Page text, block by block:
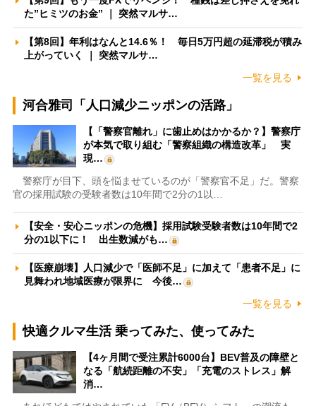
た”ヒミツのお金” ｜ 突然マルサ…
【第8回】年利はなんと14.6％！ 毎日5万円超の延滞税が積み
上がっていく ｜ 突然マルサ…
一覧を見る
河合雅司「人口減少ニッポンの活路」
【「警察官離れ」に歯止めはかかるか？】警察庁
が本気で取り組む「警察組織の構造改革」 実
現…
警察庁が目下、頭を悩ませているのが「警察官不足」だ。警察
官の採用試験の受験者数は10年間で2分の1以…
【安全・安心ニッポンの危機】採用試験受験者数は10年間で2
分の1以下に！ 出生数減がも…
【医療崩壊】人口減少で「医師不足」に加えて「患者不足」に
見舞われ地域医療が限界に 今後…
一覧を見る
快適クルマ生活 乗ってみた、使ってみた
【4ヶ月間で受注累計6000台】BEV普及の障壁と
なる「航続距離の不安」「充電のストレス」解
消…